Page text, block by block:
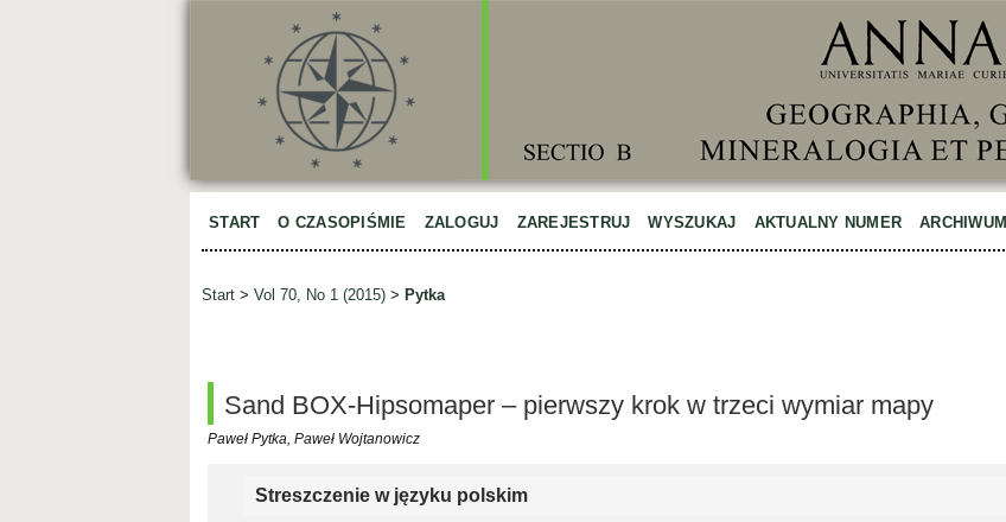
START O CZASOPIŚMIE ZALOGUJ ZAREJESTRUJ WYSZUKAJ AKTUALNY NUMER ARCHIWUM
Start > Vol 70, No 1 (2015) > Pytka
Sand BOX-Hipsomaper – pierwszy krok w trzeci wymiar mapy
Paweł Pytka, Paweł Wojtanowicz
Streszczenie w języku polskim